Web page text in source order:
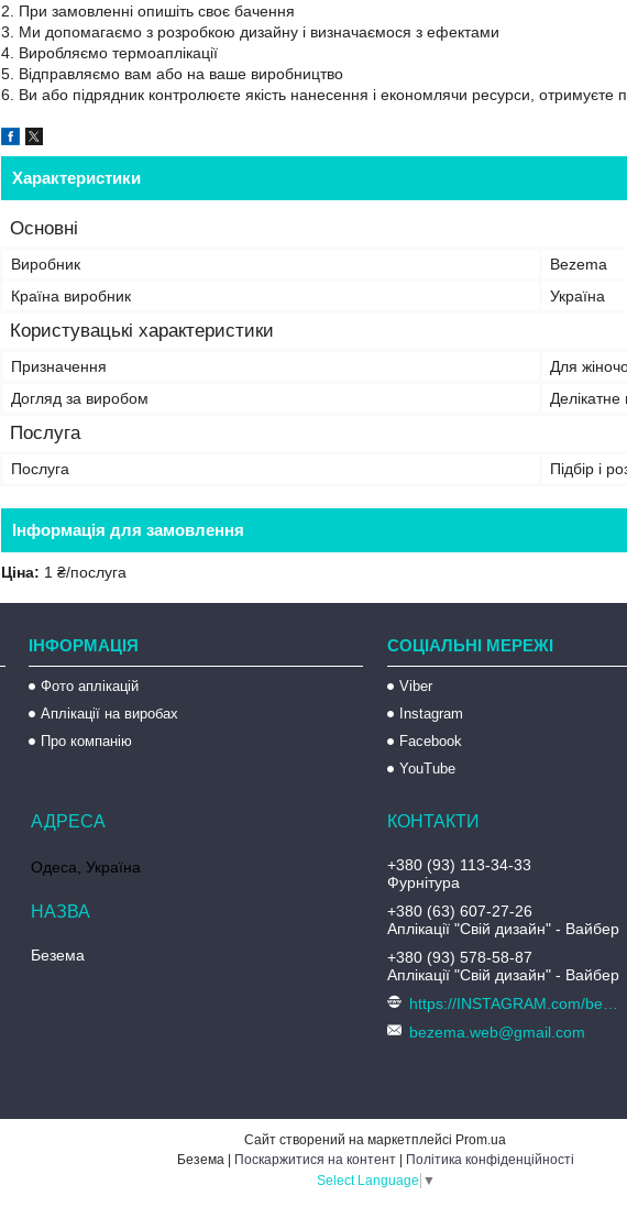
2. При замовленні опишіть своє бачення
3. Ми допомагаємо з розробкою дизайну і визначаємося з ефектами
4. Виробляємо термоаплікації
5. Відправляємо вам або на ваше виробництво
6. Ви або підрядник контролюєте якість нанесення і економлячи ресурси, отримуєте
Характеристики
Основні
Виробник
Bezema
Країна виробник
Україна
Користувацькі характеристики
Призначення
Для
Догляд за виробом
Послуга
Послуга Підбір і
Інформація для замовлення
Ціна: 1 ₴/послуга
ІНФОРМАЦІЯ
Фото аплікацій
Аплікації на виробах
Про компанію
СОЦІАЛЬНІ МЕРЕЖІ
Viber
Instagram
Facebook
YouTube
Одеса, Україна
Безема
+380 (93) 113-34-33
Фурнітура
+380 (63) 607-27-26
Аплікації "Свій дизайн" - Вайбер
+380 (93) 578-58-87
Аплікації "Свій дизайн" - Вайбер
bezema.web@gmail.com
Сайт створений на маркетплейсі Prom.ua
Поскаржитися на контент
Політика конфіденційності
Select Language ▼